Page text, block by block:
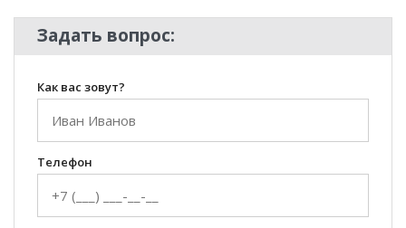
Задать вопрос:
Как вас зовут?
Телефон